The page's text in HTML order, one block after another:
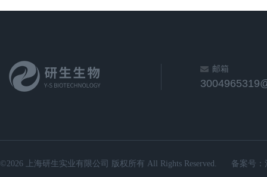
邮箱
©2026 上海研生实业有限公司 版权所有 All Rights Reserved. 备案号：